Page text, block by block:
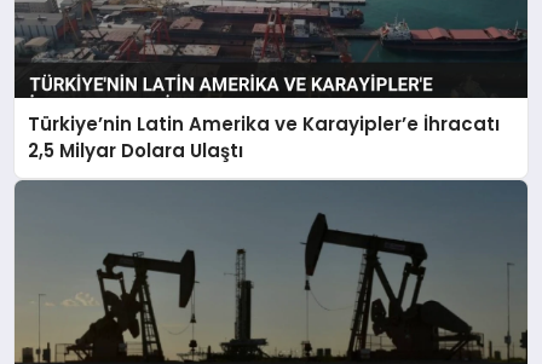
Türkiye’nin Latin Amerika ve Karayipler’e İhracatı
2,5 Milyar Dolara Ulaştı